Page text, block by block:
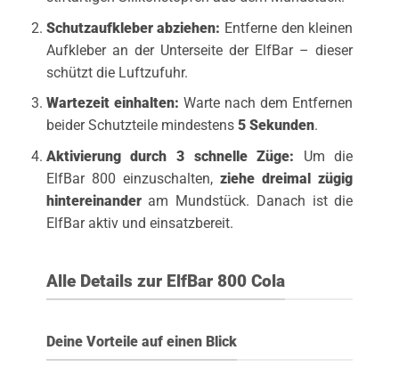
Schutzaufkleber abziehen: Entferne den kleinen
Aufkleber an der Unterseite der ElfBar – dieser
schützt die Luftzufuhr.
Wartezeit einhalten: Warte nach dem Entfernen
beider Schutzteile mindestens 5 Sekunden.
Aktivierung durch 3 schnelle Züge: Um die
ElfBar 800 einzuschalten,ziehe dreimal zügig
hintereinanderam Mundstück. Danach ist die
ElfBar aktiv und einsatzbereit.
Alle Details zur ElfBar 800 Cola
Deine Vorteile auf einen Blick